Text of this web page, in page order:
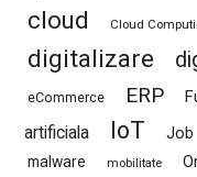
cloud Cloud
digitalizare
eCommerce ERP
artificiala
IoT Job
malware mobilitate